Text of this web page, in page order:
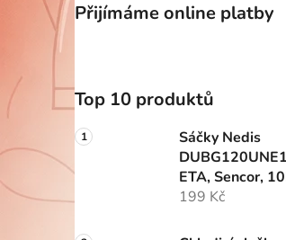
Přijímáme online platby
Top 10 produktů
Sáčky Nedis
ETA, Sencor,
199 Kč